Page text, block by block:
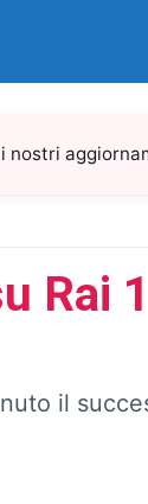
nostri
Rai
il